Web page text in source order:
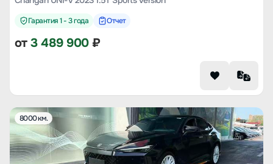
Гарантия 1 - 3 года Отчет
от3 489 900₽
8000 км.